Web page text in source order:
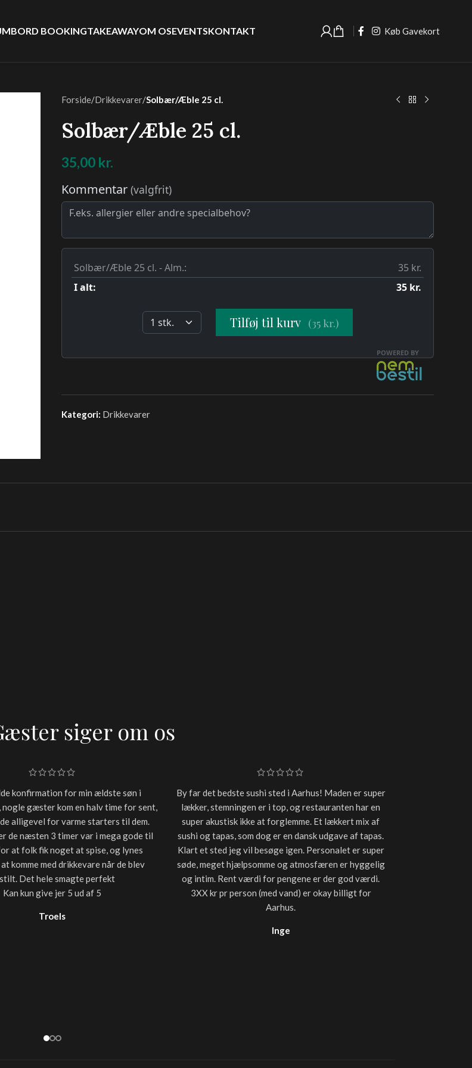
BORD BOOKINGTAKEAWAYOM OSEVENTSKONTAKT Køb Gavekort
Forside/Drikkevarer/Solbær/Æble 25 cl.
Solbær/Æble 25 cl.
35,00 kr.
Kategori: Drikkevarer
siger om os
konfirmation for min ældste søn i
gæster kom en halv time for sent,
alligevel for varme starters til dem.
de næsten 3 timer var i mega gode til
at folk fik noget at spise, og lynes
komme med drikkevare når de blev
Det hele smagte perfekt
Kan kun give jer 5 ud af 5
Troels
By far det bedste sushi sted i Aarhus! Maden er super
lækker, stemningen er i top, og restauranten har en
super akustisk ikke at forglemme. Et lækkert mix af
sushi og tapas, som dog er en dansk udgave af tapas.
Klart et sted jeg vil besøge igen. Personalet er super
søde, meget hjælpsomme og atmosfæren er hyggelig
og intim. Rent værdi for pengene er der god værdi.
3XX kr pr person (med vand) er okay billigt for
Aarhus.
Inge